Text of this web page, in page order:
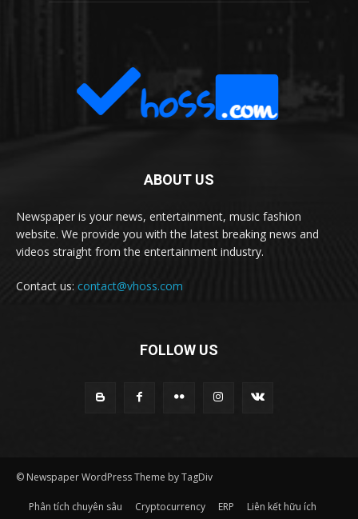
ABOUT US
Newspaper is your news, entertainment, music fashion
website. We provide you with the latest breaking news and
videos straight from the entertainment industry.
Contact us: contact@vhoss.com
FOLLOW US
© Newspaper WordPress Theme by TagDiv
Phân tích chuyên sâu Cryptocurrency ERP
Liên kết hữu ích